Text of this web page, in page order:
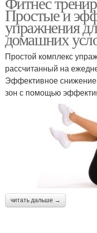
Простые и
упражнения
домашних
Простой комплекс
рассчитанный на
Эффективное
зон с помощью
читать дальше →